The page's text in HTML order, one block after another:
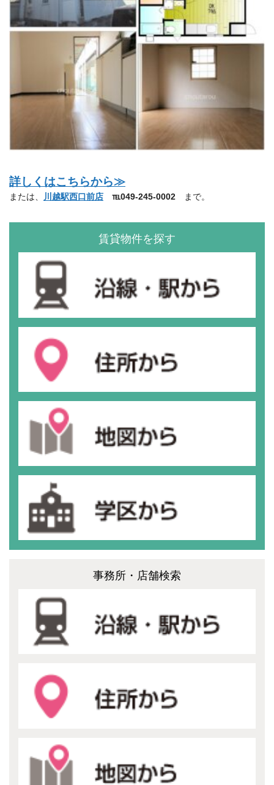
詳しくはこちらから≫
または、 川越駅西口前店 ℡049-245-0002 まで。
賃貸物件を探す
事務所・店舗検索